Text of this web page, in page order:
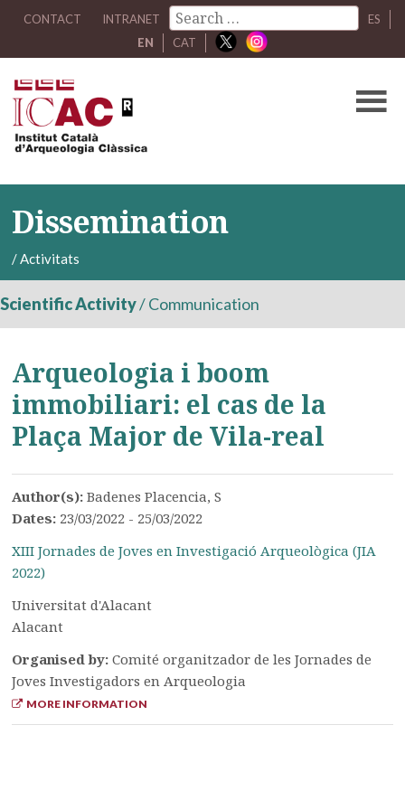
CONTACT INTRANET
ES
EN
CAT
Dissemination
/Activitats
Scientific Activity/Communication
Arqueologia i boom
immobiliari: el cas de la
Plaça Major de Vila-real
Author(s):Badenes Placencia, S
Dates: 23/03/2022 - 25/03/2022
XIII Jornades de Joves en Investigació Arqueològica (JIA
2022)
Universitat d'Alacant
Alacant
Organised by:Comité organitzador de les Jornades de
Joves Investigadors en Arqueologia
MORE INFORMATION